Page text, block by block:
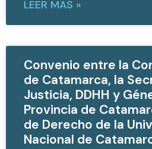
LEER MAS »
Convenio entre la
de Catamarca, la
Justicia, DDHH y
Provincia de
de Derecho de la
Nacional de